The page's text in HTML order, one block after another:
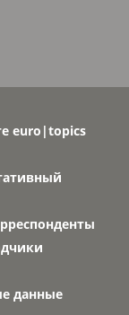
euro|topics
данные